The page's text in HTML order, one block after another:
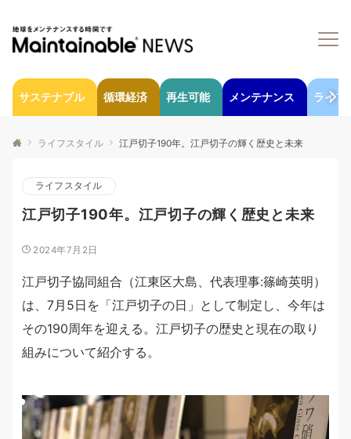
サステナブル 循環経済 再生可能 メンテナンス ライフ
ライフスタイル 江戸切子190年。江戸切子の輝く歴史と未来
ライフスタイル
江戸切子190年。江戸切子の輝く歴史と未来
2024年7月2日
江戸切子協同組合（江東区大島、代表理事:篠崎英明）
は、7月5日を「江戸切子の日」として制定し、今年は
その190周年を迎える。江戸切子の歴史と現在の取り
組みについて紹介する。